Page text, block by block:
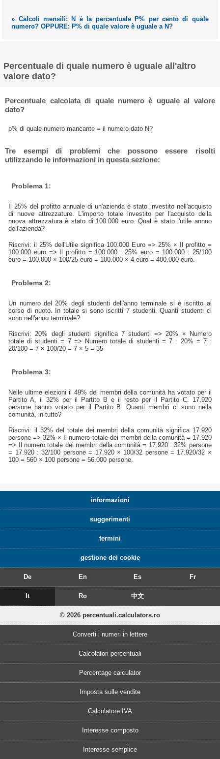
» Calcoli mensili: N è la percentuale P% per cento di quale
numero? OPPURE: P% di quale valore è uguale a N?
Percentuale di quale numero è uguale all'altro
valore dato?
Percentuale calcolata di quale numero è uguale al valore
dato?
p% di quale numero mancante = il numero dato N?
Tre esempi di problemi che possono essere risolti
utilizzando le informazioni in questa sezione:
Problema 1:
Il 25% del profitto annuale di un'azienda è stato investito nell'acquisto
di nuove attrezzature. L'importo totale investito per l'acquisto della
nuova attrezzatura è stato di 100.000 euro. Qual è stato l'utile annuo
dell'azienda?
Riscrivi: il 25% dell'Utile significa 100.000 Euro => 25% × Il profitto =
100.000 euro => Il profitto = 100.000 : 25% euro = 100.000 : 25/100
euro = 100.000 × 100/25 euro = 100.000 × 4 euro = 400.000 euro.
Problema 2:
Un numero del 20% degli studenti dell'anno terminale si è iscritto al
corso di nuoto. In totale si sono iscritti 7 studenti. Quanti studenti ci
sono nell'anno terminale?
Riscrivi: 20% degli studenti significa 7 studenti => 20% × Numero
totale di studenti = 7 => Numero totale di studenti = 7 : 20% = 7 :
20/100 = 7 × 100/20 = 7 × 5 = 35
Problema 3:
Nelle ultime elezioni il 49% dei membri della comunità ha votato per il
Partito A, il 32% per il Partito B e il resto per il Partito C. 17.920
persone hanno votato per il Partito B. Quanti membri ci sono nella
comunità, in tutto?
Riscrivi: il 32% del totale dei membri della comunità significa 17.920
persone => 32% × Il numero totale dei membri della comunità = 17.920
=> Il numero totale dei membri della comunità = 17.920 : 32% persone
= 17.920 : 32/100 persone = 17.920 × 100/32 persone = 17.920/32 ×
100 = 560 × 100 persone = 56.000 persone.
informazioni
suggerimenti
termini
gestione dei cookie
De En Es Fr
It Ro 中文
© 2026 percentuali.calculators.ro
Converti i numeri in lettere
Calcolatori percentuali
Percentage calculator
Imposta sulle vendite
Calcolatore IVA
Interesse composto
Interesse semplice